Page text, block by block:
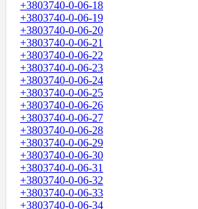
+3803740-0-06-18
+3803740-0-06-19
+3803740-0-06-20
+3803740-0-06-21
+3803740-0-06-22
+3803740-0-06-23
+3803740-0-06-24
+3803740-0-06-25
+3803740-0-06-26
+3803740-0-06-27
+3803740-0-06-28
+3803740-0-06-29
+3803740-0-06-30
+3803740-0-06-31
+3803740-0-06-32
+3803740-0-06-33
+3803740-0-06-34